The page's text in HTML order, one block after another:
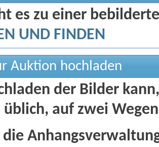
es zu einer
UND FINDEN
Auktion hochladen
der Bilder
üblich, auf zwei
die